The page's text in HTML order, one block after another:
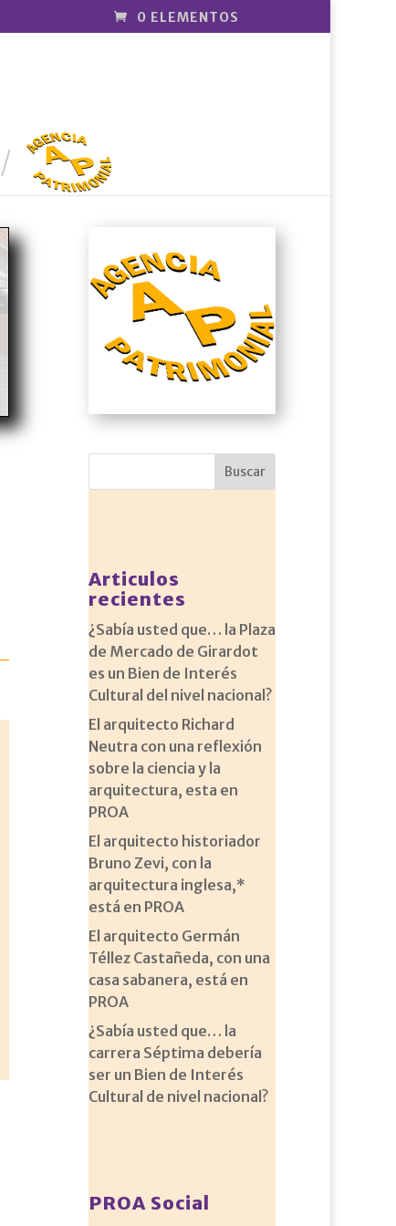
0 ELEMENTOS
AGENCIA
PATRIMONI
AL
Articulos
recientes
¿Sabía usted que… la Plaza
de Mercado de Girardot
es un Bien de Interés
Cultural del nivel nacional?
El arquitecto Richard
Neutra con una reflexión
sobre la ciencia y la
arquitectura, esta en
PROA
El arquitecto historiador
Bruno Zevi, con la
arquitectura inglesa,*
está en PROA
El arquitecto Germán
Téllez Castañeda, con una
casa sabanera, está en
PROA
¿Sabía usted que… la
carrera Séptima debería
ser un Bien de Interés
Cultural de nivel nacional?
PROA Social